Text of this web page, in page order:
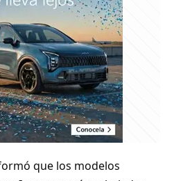
que los modelos